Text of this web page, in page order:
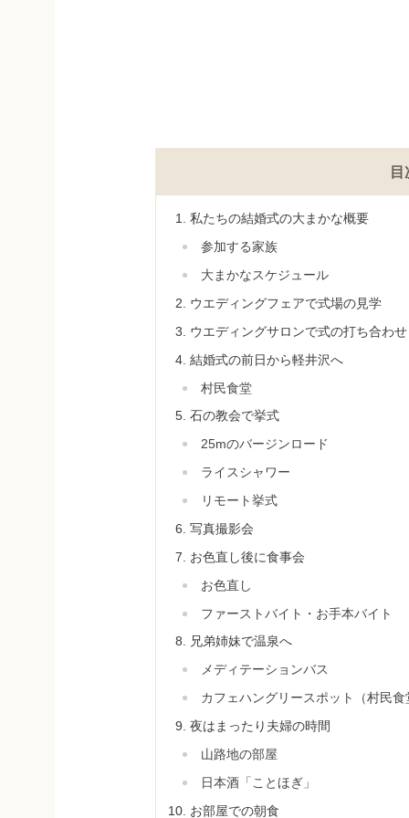
目
私たちの結婚式の大まかな概要
参加する家族
大まかなスケジュール
ウエディングフェアで式場の見学
ウエディングサロンで式の打ち合わせ
結婚式の前日から軽井沢へ
村民食堂
石の教会で挙式
25mのバージンロード
ライスシャワー
リモート挙式
写真撮影会
お色直し後に食事会
お色直し
ファーストバイト・お手本バイト
兄弟姉妹で温泉へ
メディテーションバス
カフェハングリースポット（村民食
夜はまったり夫婦の時間
山路地の部屋
日本酒「ことほぎ」
お部屋での朝食